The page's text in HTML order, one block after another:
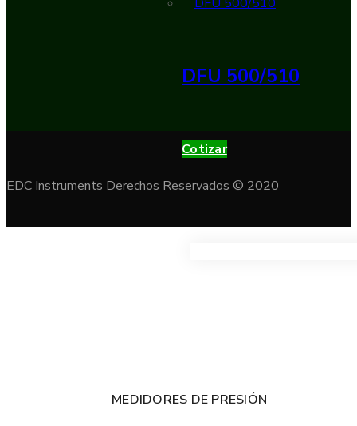
DFU 500/510
Cotizar
MEDIDORES DE PRESIÓN
EDC Instruments Derechos Reservados © 2020